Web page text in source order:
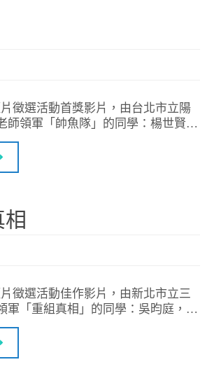
徵選活動首獎影片，由台北市立陽
師領軍「帥魚隊」的同學：楊世賢…
徵選活動佳作影片，由新北市立三
軍「重組真相」的同學：吳昀庭，…